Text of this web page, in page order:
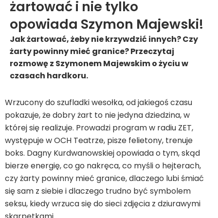
żartować i nie tylko
opowiada Szymon Majewski!
Jak żartować, żeby nie krzywdzić innych? Czy
żarty powinny mieć granice? Przeczytaj
rozmowę z Szymonem Majewskim o życiu w
czasach hardkoru.
Wrzucony do szufladki wesołka, od jakiegoś czasu
pokazuje, że dobry żart to nie jedyna dziedzina, w
której się realizuje. Prowadzi program w radiu ZET,
występuje w OCH Teatrze, pisze felietony, trenuje
boks. Dagny Kurdwanowskiej opowiada o tym, skąd
bierze energię, co go nakręca, co myśli o hejterach,
czy żarty powinny mieć granice, dlaczego lubi śmiać
się sam z siebie i dlaczego trudno być symbolem
seksu, kiedy wrzuca się do sieci zdjęcia z dziurawymi